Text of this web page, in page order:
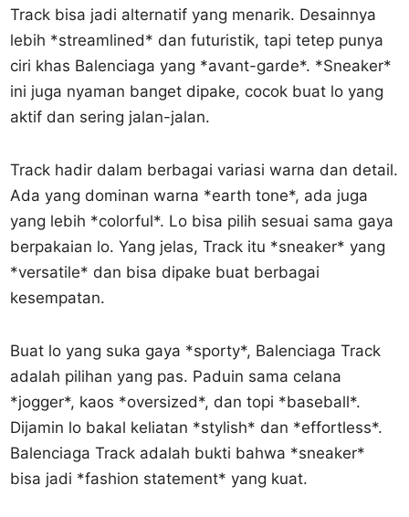
Track bisa jadi alternatif yang menarik. Desainnya
lebih *streamlined* dan futuristik, tapi tetep punya
ciri khas Balenciaga yang *avant-garde*. *Sneaker*
ini juga nyaman banget dipake, cocok buat lo yang
aktif dan sering jalan-jalan.
Track hadir dalam berbagai variasi warna dan detail.
Ada yang dominan warna *earth tone*, ada juga
yang lebih *colorful*. Lo bisa pilih sesuai sama gaya
berpakaian lo. Yang jelas, Track itu *sneaker* yang
*versatile* dan bisa dipake buat berbagai
kesempatan.
Buat lo yang suka gaya *sporty*, Balenciaga Track
adalah pilihan yang pas. Paduin sama celana
*jogger*, kaos *oversized*, dan topi *baseball*.
Dijamin lo bakal keliatan *stylish* dan *effortless*.
Balenciaga Track adalah bukti bahwa *sneaker*
bisa jadi *fashion statement* yang kuat.